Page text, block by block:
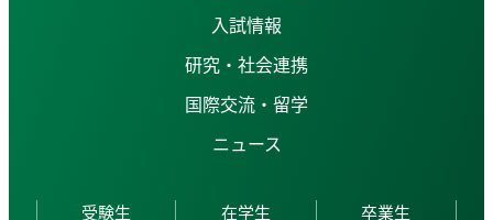
入試情報
研究・社会連携
国際交流・留学
ニュース
受験生 在学生 卒業生